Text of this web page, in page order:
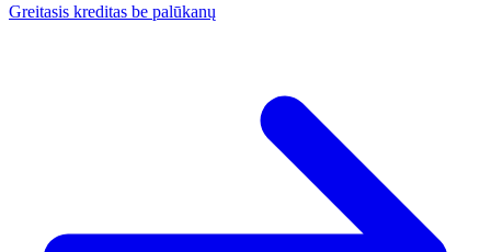
Greitasis kreditas be palūkanų